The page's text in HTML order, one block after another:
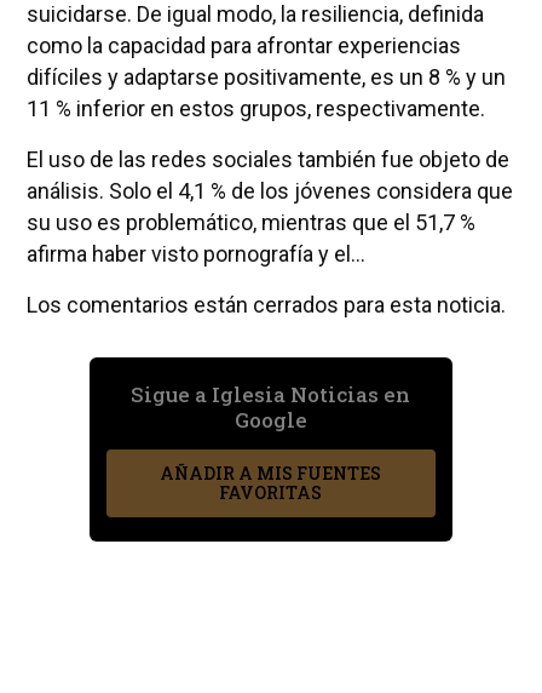
suicidarse. De igual modo, la resiliencia, definida
como la capacidad para afrontar experiencias
difíciles y adaptarse positivamente, es un 8 % y un
11 % inferior en estos grupos, respectivamente.
El uso de las redes sociales también fue objeto de
análisis. Solo el 4,1 % de los jóvenes considera que
su uso es problemático, mientras que el 51,7 %
afirma haber visto pornografía y el...
Los comentarios están cerrados para esta noticia.
Sigue a Iglesia Noticias en
Google
AÑADIR A MIS FUENTES
FAVORITAS